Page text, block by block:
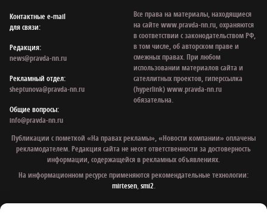
Контактные e‑mail
для связи:
Редакция:
news@pravda-nn.ru
Рекламный отдел:
sheptunova@pravda-nn.ru
Общие вопросы:
info@pravda-nn.ru
Все права на материалы, находящиеся
на сайте www.pravda-nn.ru, охраняются
в соответствии с законодательством РФ,
в том числе, об авторском праве и
смежных правах. При любом
использовании материалов сайта и
сателлитных проектов, гиперссылка
(hyperlink) www.pravda-nn.ru
обязательна.
Публикации с пометкой «На правах рекламы», «Новости компании» оплачены
рекламодателем. Редакция сайта не несет ответственности за достоверность
информации, содержащейся в рекламных объявлениях.
На информационном ресурсе применяются рекомендательные технологии:
mirtesen,smi2.